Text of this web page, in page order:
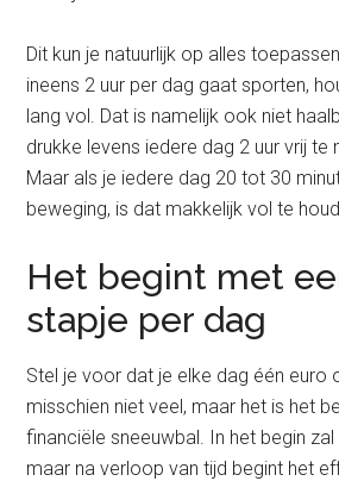
Dit kun je natuurlijk op alles
ineens 2 uur per dag gaat sporten,
lang vol. Dat is namelijk ook niet
drukke levens iedere dag 2 uur vrij te
Maar als je iedere dag 20 tot 30
beweging, is dat makkelijk vol te
Het begint met
stapje per dag
Stel je voor dat je elke dag één euro
misschien niet veel, maar het is het
financiële sneeuwbal. In het begin
maar na verloop van tijd begint het